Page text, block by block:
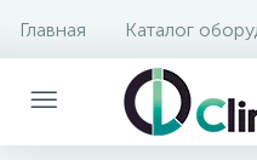
Главная Каталог